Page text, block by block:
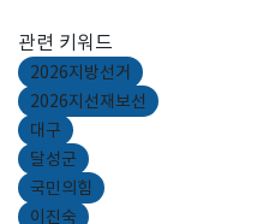
관련 키워드
2026지방선거
2026지선재보선
대구
달성군
국민의힘
이진숙